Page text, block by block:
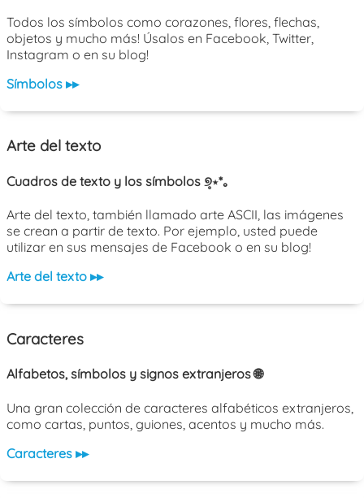
Todos los símbolos como corazones, flores, flechas,
objetos y mucho más! Úsalos en Facebook, Twitter,
Instagram o en su blog!
Símbolos ▸▸
Arte del texto
Cuadros de texto y los símbolos ୭̥⋆*｡
Arte del texto, también llamado arte ASCII, las imágenes
se crean a partir de texto. Por ejemplo, usted puede
utilizar en sus mensajes de Facebook o en su blog!
Arte del texto ▸▸
Caracteres
Alfabetos, símbolos y signos extranjeros 🌐
Una gran colección de caracteres alfabéticos extranjeros,
como cartas, puntos, guiones, acentos y mucho más.
Caracteres ▸▸